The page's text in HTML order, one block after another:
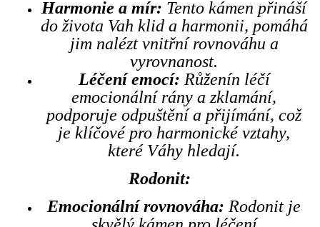
Harmonie a mír: Tento kámen přináší
do života Vah klid a harmonii, pomáhá
jim nalézt vnitřní rovnováhu a
vyrovnanost.
Léčení emocí: Růženín léčí
emocionální rány a zklamání,
podporuje odpuštění a přijímání, což
je klíčové pro harmonické vztahy,
které Váhy hledají.
Rodonit:
Emocionální rovnováha: Rodonit je